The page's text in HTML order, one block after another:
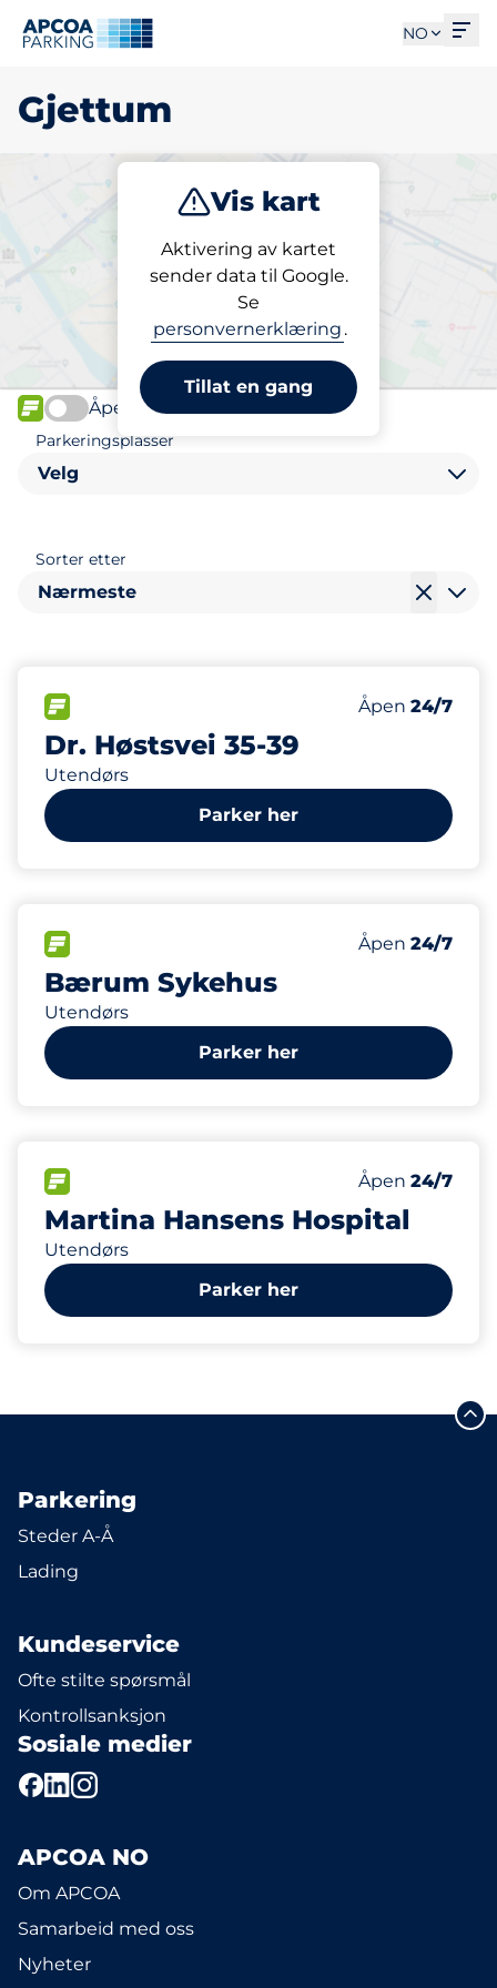
NO
Gjettum
Vis kart
Aktivering av kartet
sender data til Google.
Se
personvernerklæring .
Tillat en gang
Parkering
Finn parkering i Gjettum
FLOW
Åpen
Parkeringsplasser
Velg
Sorter etter
Nærmeste
Dr. Høstsvei 35-39
Utendørs
Antall
25
Åpen 24/7
Parker her
Bærum Sykehus
Utendørs
Antall
670
HC plasser
13
Åpen 24/7
Parker her
Martina Hansens Hospital
Utendørs
Antall
50
HC plasser
7
Åpen 24/7
Parker her
Parkering
Steder A-Å
Lading
Kundeservice
Ofte stilte spørsmål
Kontrollsanksjon
Sosiale medier
APCOA NO
Om APCOA
Samarbeid med oss
Nyheter